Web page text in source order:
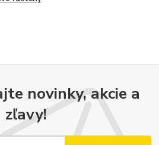
novinky, akcie a
zľavy!